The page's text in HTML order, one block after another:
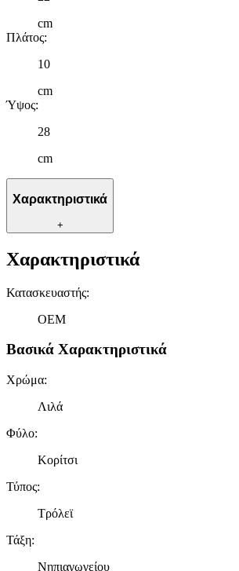
cm
Πλάτος:
10
cm
Ύψος:
28
cm
Χαρακτηριστικά
+
Χαρακτηριστικά
Κατασκευαστής:
OEM
Βασικά Χαρακτηριστικά
Χρώμα:
Λιλά
Φύλο:
Κορίτσι
Τύπος:
Τρόλεϊ
Τάξη:
Νηπιαγωγείου